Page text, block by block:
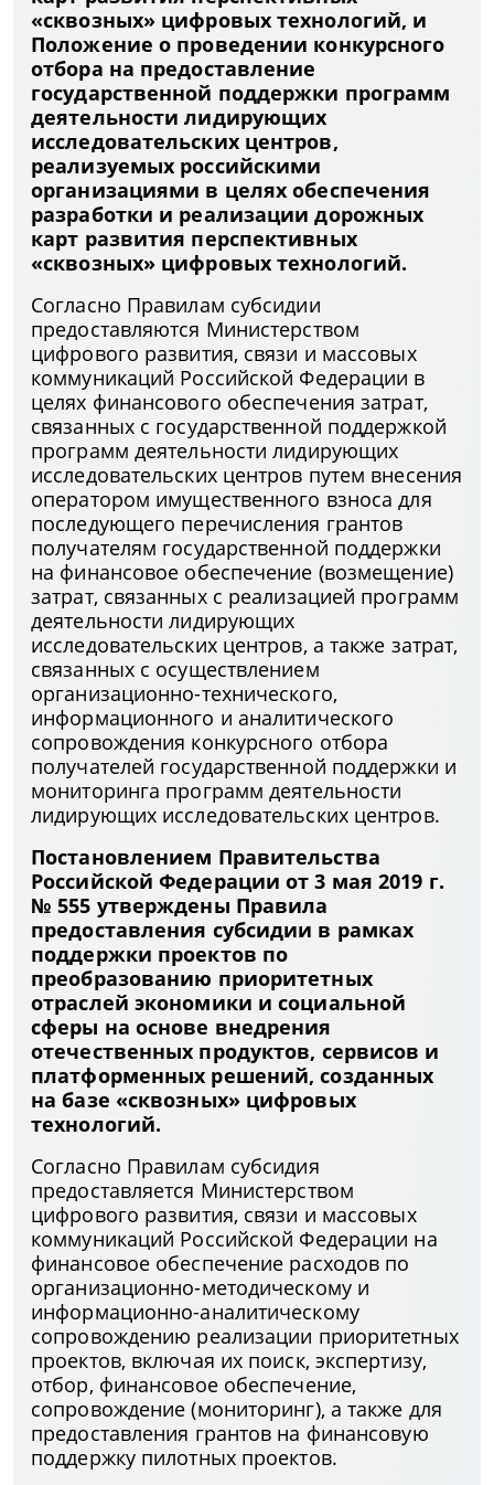
«сквозных» цифровых технологий, и
Положение о проведении конкурсного
отбора на предоставление
государственной поддержки программ
деятельности лидирующих
исследовательских центров,
реализуемых российскими
организациями в целях обеспечения
разработки и реализации дорожных
карт развития перспективных
«сквозных» цифровых технологий.
Согласно Правилам субсидии
предоставляются Министерством
цифрового развития, связи и массовых
коммуникаций Российской Федерации в
целях финансового обеспечения затрат,
связанных с государственной поддержкой
программ деятельности лидирующих
исследовательских центров путем внесения
оператором имущественного взноса для
последующего перечисления грантов
получателям государственной поддержки
на финансовое обеспечение (возмещение)
затрат, связанных с реализацией программ
деятельности лидирующих
исследовательских центров, а также затрат,
связанных с осуществлением
организационно-технического,
информационного и аналитического
сопровождения конкурсного отбора
получателей государственной поддержки и
мониторинга программ деятельности
лидирующих исследовательских центров.
Постановлением Правительства
Российской Федерации от 3 мая 2019 г.
№ 555 утверждены Правила
предоставления субсидии в рамках
поддержки проектов по
преобразованию приоритетных
отраслей экономики и социальной
сферы на основе внедрения
отечественных продуктов, сервисов и
платформенных решений, созданных
на базе «сквозных» цифровых
технологий.
Согласно Правилам субсидия
предоставляется Министерством
цифрового развития, связи и массовых
коммуникаций Российской Федерации на
финансовое обеспечение расходов по
организационно-методическому и
информационно-аналитическому
сопровождению реализации приоритетных
проектов, включая их поиск, экспертизу,
отбор, финансовое обеспечение,
сопровождение (мониторинг), а также для
предоставления грантов на финансовую
поддержку пилотных проектов.